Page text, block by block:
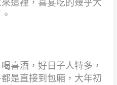
這裡，喜宴吃的幾乎大
喜酒，好日子人特多，
是直接到包廂，大年初